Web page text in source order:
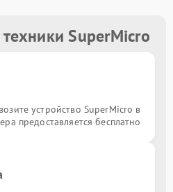
SuperMicro
устройство SuperMicro в
предоставляется бесплатно